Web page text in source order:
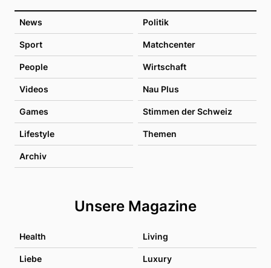
News Politik
Sport Matchcenter
People Wirtschaft
Videos Nau Plus
Games Stimmen der Schweiz
Lifestyle Themen
Archiv
Unsere Magazine
Health Living
Liebe Luxury